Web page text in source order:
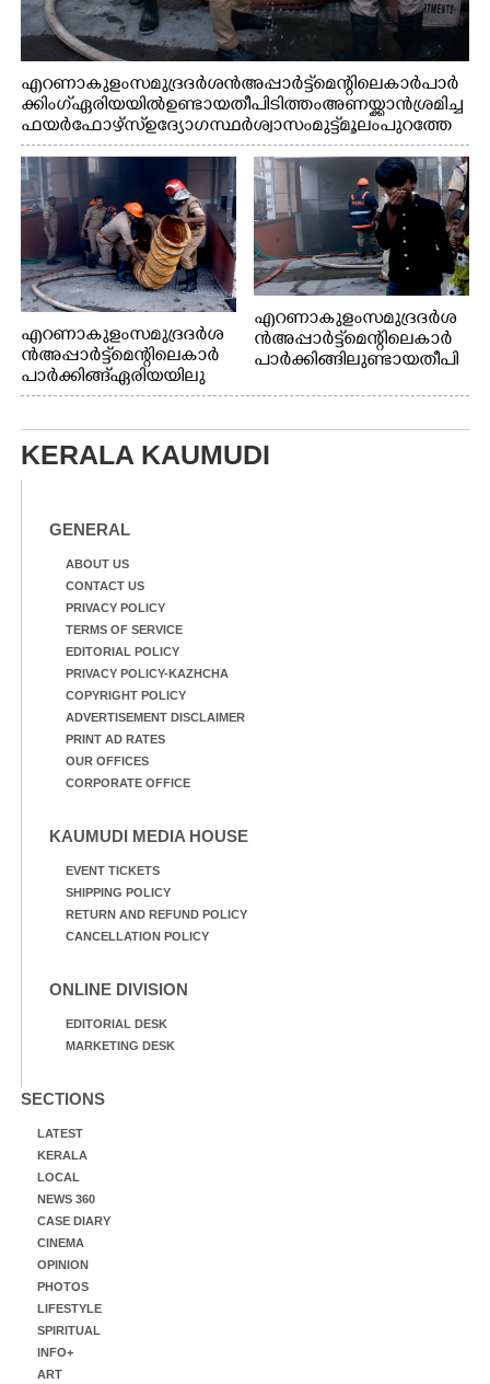
എറണാകുളം സമുദ്ര ദർശൻ അപ്പാർട്ട്മെന്റിലെ കാർ പാർ
ക്കിംഗ് ഏരിയയിൽ ഉണ്ടായ തീപിടിത്തം അണയ്ക്കാൻ ശ്രമിച്ച
ഫയർഫോഴ്സ് ഉദ്യോഗസ്ഥർ ശ്വാസം മുട്ട് മൂലം പുറത്തേ
ക്കിറങ്ങി മുഖം കഴുകുന്നു
എറണാകുളം സമുദ്ര ദർശ
ൻ അപ്പാർട്ട്മെന്റിലെ കാർ
പാർക്കിങ്ങ് ഏരിയയിലു
ണ്ടായ തീപിടിത്തം അണ
എറണാകുളം സമുദ്ര ദർശ
ൻ അപ്പാർട്ട്മെന്റിലെ കാർ
പാർക്കിങ്ങിലുണ്ടായ തീപി
കാരണം സമീപത്ത് കൂടി
കുട്ടി
KERALA KAUMUDI
GENERAL
ABOUT US
CONTACT US
PRIVACY POLICY
TERMS OF SERVICE
EDITORIAL POLICY
PRIVACY POLICY-KAZHCHA
COPYRIGHT POLICY
ADVERTISEMENT DISCLAIMER
PRINT AD RATES
OUR OFFICES
CORPORATE OFFICE
KAUMUDI MEDIA HOUSE
EVENT TICKETS
SHIPPING POLICY
RETURN AND REFUND POLICY
CANCELLATION POLICY
ONLINE DIVISION
EDITORIAL DESK
MARKETING DESK
SECTIONS
LATEST
KERALA
LOCAL
NEWS 360
CASE DIARY
CINEMA
OPINION
PHOTOS
LIFESTYLE
SPIRITUAL
INFO+
ART